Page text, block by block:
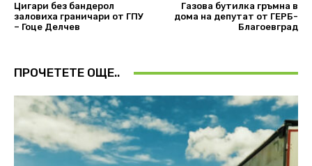
Цигари без бандерол
заловиха граничари от ГПУ
– Гоце Делчев
Газова бутилка гръмна в
дома на депутат от ГЕРБ-
Благоевград
ПРОЧЕТЕТЕ ОЩЕ..